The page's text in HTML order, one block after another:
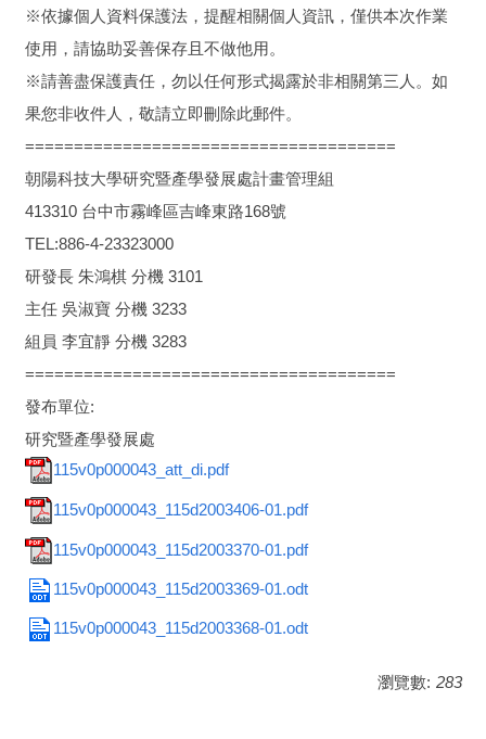
※依據個人資料保護法，提醒相關個人資訊，僅供本次作業
使用，請協助妥善保存且不做他用。
※請善盡保護責任，勿以任何形式揭露於非相關第三人。如
果您非收件人，敬請立即刪除此郵件。
======================================
朝陽科技大學研究暨產學發展處計畫管理組
413310 台中市霧峰區吉峰東路168號
TEL:886-4-23323000
研發長 朱鴻棋 分機 3101
主任 吳淑寶 分機 3233
組員 李宜靜 分機 3283
======================================
發布單位:
研究暨產學發展處
115v0p000043_att_di.pdf
115v0p000043_115d2003406-01.pdf
115v0p000043_115d2003370-01.pdf
115v0p000043_115d2003369-01.odt
115v0p000043_115d2003368-01.odt
瀏覽數: 283